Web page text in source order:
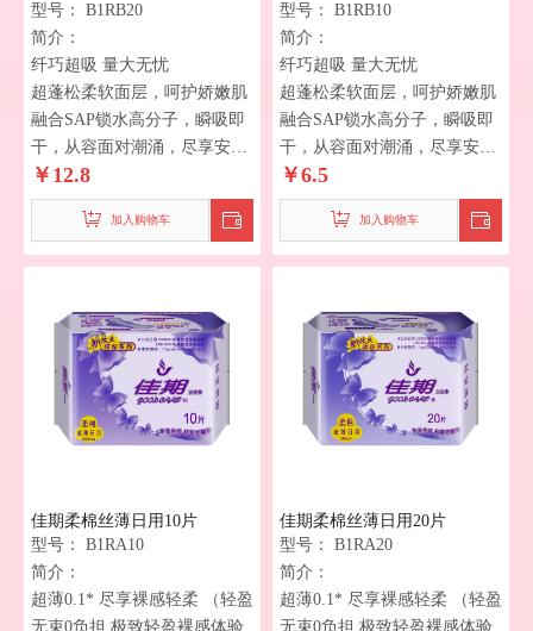
型号：
B1RB20
简介：
纤巧超吸 量大无忧
超蓬松柔软面层，呵护娇嫩肌
融合SAP锁水高分子，瞬吸即
干，从容面对潮涌，尽享安心
时刻！
一撕到底 一秒换巾*（安心升
级，一撕到底，一秒换巾，独
特设计，减少手部接触，有效
每一天。选择我们，选择安心
与舒适。）
￥ 12.8
加入购物车
型号：
B1RB10
简介：
纤巧超吸 量大无忧
超蓬松柔软面层，呵护娇嫩肌
融合SAP锁水高分子，瞬吸即
干，从容面对潮涌，尽享安心
时刻！
一撕到底 一秒换巾*（安心升
级，一撕到底，一秒换巾，独
特设计，减少手部接触，有效
每一天。选择我们，选择安心
与舒适。）
￥6.5
加入购物车
佳期柔棉丝薄日用10片
型号：
B1RA10
简介：
超薄0.1* 尽享裸感轻柔 （轻盈
无束0负担 极致轻盈裸感体验
佳期柔棉丝薄日用20片
型号：
B1RA20
简介：
超薄0.1* 尽享裸感轻柔 （轻盈
无束0负担 极致轻盈裸感体验